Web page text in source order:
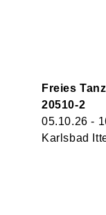
Freies
20510-2
05.10.26 -
Karlsbad